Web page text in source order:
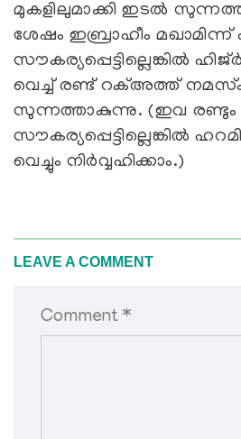
മുകളിലുമാക്കി ഇടല്‍
ശേഷം ഇബ്രാഹീം
സൗകര്യപ്പെട്ടില്ലെങ്കില്‍
വെച്ച് രണ്ട് റക്അത്ത്
സുന്നത്താകുന്നു. (ഇവ രണ്ടും
സൗകര്യപ്പെട്ടില്ലെങ്കില്‍
വെച്ചും നിര്‍വ്വഹിക്കാം.)
LEAVE A COMMENT
Comment *